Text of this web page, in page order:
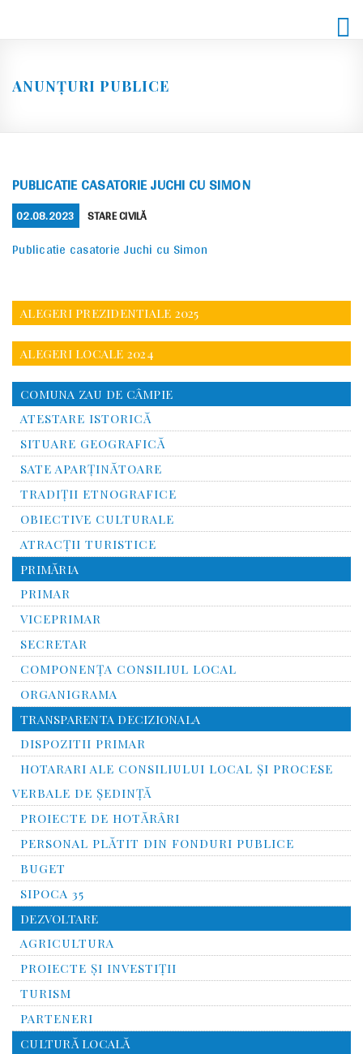
ANUNȚURI PUBLICE
PUBLICATIE CASATORIE JUCHI CU SIMON
POSTED
ON
02.08.2023 CATEGORIES
STARE CIVILĂ
Publicatie casatorie Juchi cu Simon
ALEGERI PREZIDENTIALE 2025
ALEGERI LOCALE 2024
COMUNA ZAU DE CÂMPIE
ATESTARE ISTORICĂ
SITUARE GEOGRAFICĂ
SATE APARȚINĂTOARE
TRADIȚII ETNOGRAFICE
OBIECTIVE CULTURALE
ATRACȚII TURISTICE
PRIMĂRIA
PRIMAR
VICEPRIMAR
SECRETAR
COMPONENȚA CONSILIUL LOCAL
ORGANIGRAMA
TRANSPARENTA DECIZIONALA
DISPOZITII PRIMAR
HOTARARI ALE CONSILIULUI LOCAL ȘI PROCESE
VERBALE DE ȘEDINȚĂ
PROIECTE DE HOTĂRÂRI
PERSONAL PLĂTIT DIN FONDURI PUBLICE
BUGET
SIPOCA 35
DEZVOLTARE
AGRICULTURA
PROIECTE ȘI INVESTIȚII
TURISM
PARTENERI
CULTURĂ LOCALĂ